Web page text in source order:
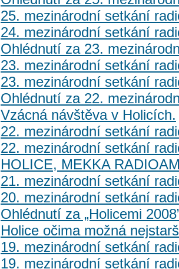
25. mezinárodní setkání
24. mezinárodní setkání
Ohlédnutí za 23.
23. mezinárodní setkání
23. mezinárodní setkání
Ohlédnutí za 22.
Vzácná návštěva v Holicích.
22. mezinárodní setkání
22. mezinárodní setkání
HOLICE, MEKKA
21. mezinárodní setkání
20. mezinárodní setkání
Ohlédnutí za „Holicemi
Holice očima možná
19. mezinárodní setkání
19. mezinárodní setkání